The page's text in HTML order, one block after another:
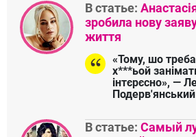
В статье:
зробила нову
життя
«Тому, шо
х***ьой
інтєрєсно», —
Подерв'янський
В статье: Самый